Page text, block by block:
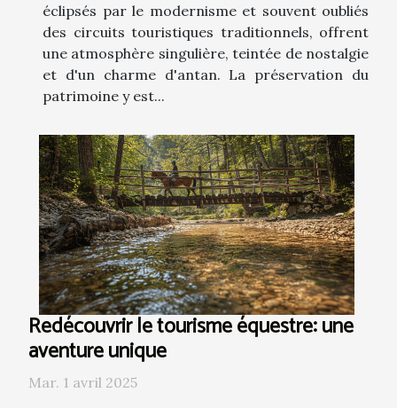
éclipsés par le modernisme et souvent oubliés
des circuits touristiques traditionnels, offrent
une atmosphère singulière, teintée de nostalgie
et d'un charme d'antan. La préservation du
patrimoine y est...
Redécouvrir le tourisme équestre: une
aventure unique
Mar. 1 avril 2025